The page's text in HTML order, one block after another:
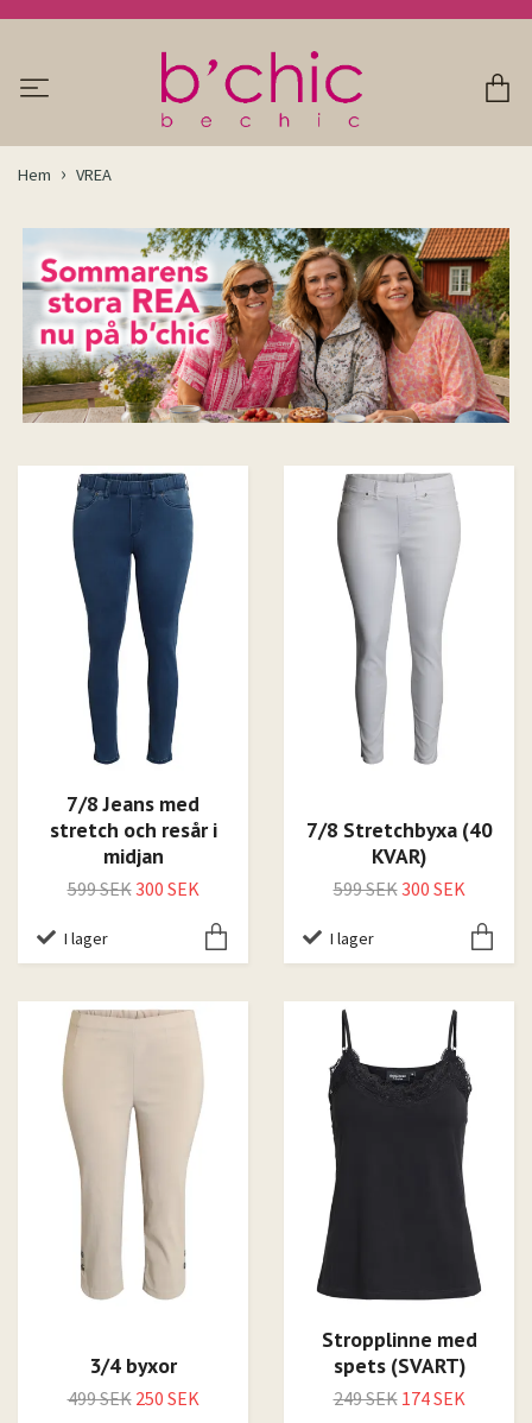
Hem VREA
7/8 Jeans med
stretch och resår i
midjan
599 SEK300 SEK
I lager
7/8 Stretchbyxa (40
KVAR)
599 SEK300 SEK
I lager
3/4 byxor
499 SEK 250 SEK
Stropplinne med
spets (SVART)
249 SEK 174 SEK